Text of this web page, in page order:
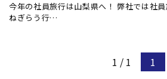
今年の社員旅行は山梨県へ！ 弊社では社
ねぎらう行…
1 / 1 1